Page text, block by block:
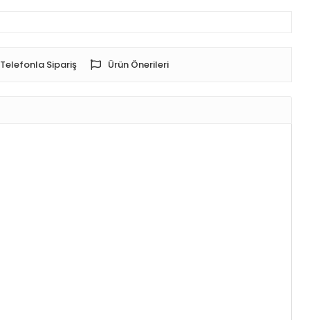
Telefonla Sipariş Ürün Önerileri